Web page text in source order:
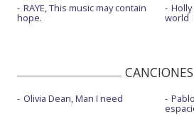
RAYE, This music may contain
hope. world
CANCIONES
Olivia Dean, Man I need